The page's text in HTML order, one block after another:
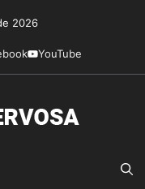
2026
YouTube